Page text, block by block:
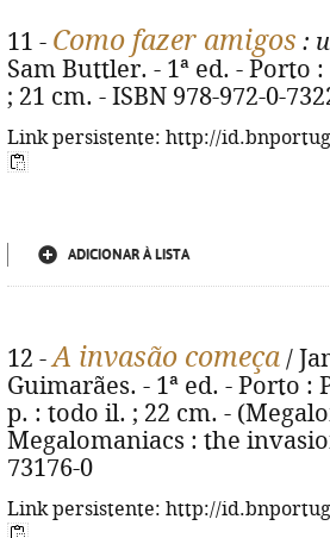
11 - Como fazer amigos :
Sam Buttler. - 1ª ed. - Porto
; 21 cm. - ISBN 978-972-0-
Link persistente: http://
ADICIONAR À LISTA
12 -A invasão começa /
Guimarães. - 1ª ed. - Porto :
p. : todo il. ; 22 cm. -
Megalomaniacs : the
73176-0
Link persistente: http://